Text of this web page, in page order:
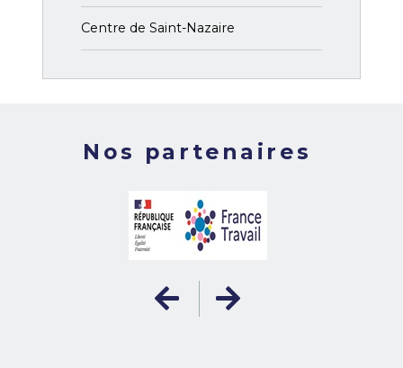
Centre de Saint-Nazaire
Nos partenaires